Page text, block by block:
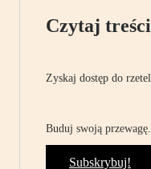
Czytaj
Zyskaj dostęp do
Buduj swoją
Subskrybuj!